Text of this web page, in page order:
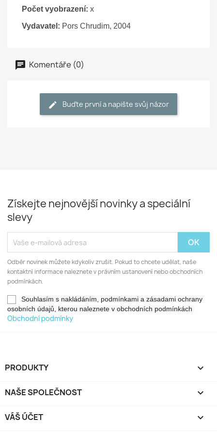
Počet vyobrazení: x
Vydavatel: Pors Chrudim, 2004
Komentáře (0)
Buďte první a napište svůj názor
Získejte nejnovější novinky a speciální
slevy
Odběr novinek můžete kdykoliv zrušit. Pokud to chcete udělat, naše
kontaktní informace naleznete v právním ustanovení nebo obchodních
podmínkách.
Souhlasím s nakládáním, podmínkami a zásadami
Obchodní podmínky
PRODUKTY 
NAŠE SPOLEČNOST 
VÁŠ ÚČET 